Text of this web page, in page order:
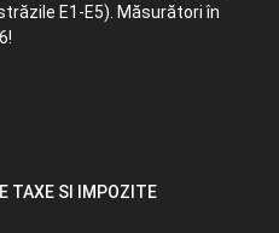
E1-E5). Măsurători în
TAXE SI IMPOZITE